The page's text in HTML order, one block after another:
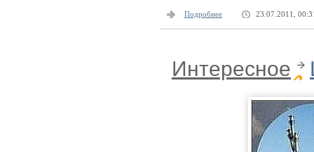
Подробнее 23.07.2011,
Интересное